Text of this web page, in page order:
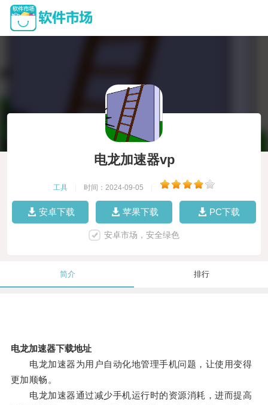
电龙加速器vp
工具 时间：2024-09-05
安卓下载 苹果下载 PC下载
安卓市场，安全绿色
简介 排行
电龙加速器下载地址
电龙加速器为用户自动化地管理手机问题，让使用变得
更加顺畅。
电龙加速器通过减少手机运行时的资源消耗，进而提高